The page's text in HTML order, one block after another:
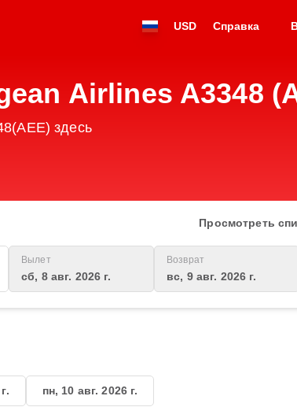
USD Справка
Airlines A3348
здесь
Просмотреть
Вылет
сб, 8 авг. 2026 г.
Возврат
вс, 9 авг. 2026 г.
пн, 10 авг. 2026 г.